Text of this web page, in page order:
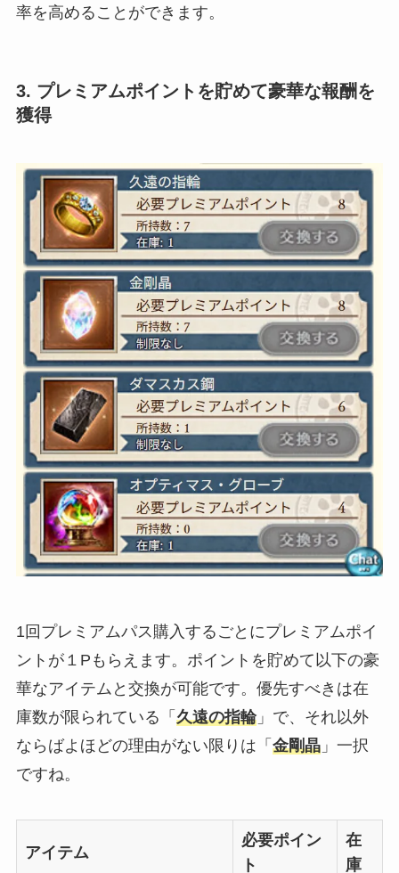
率を高めることができます。
3. プレミアムポイントを貯めて豪華な報酬を
獲得
1回プレミアムパス購入するごとにプレミアムポイ
ントが１Pもらえます。ポイントを貯めて以下の豪
華なアイテムと交換が可能です。優先すべきは在
庫数が限られている「 久遠の指輪」で、それ以外
ならばよほどの理由がない限りは「 金剛晶」一択
ですね。
アイテム
必要ポイン
ト
在
庫